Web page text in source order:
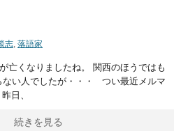
志, 落語家
亡くなりましたね。 関西のほうではも
ない人でしたが・・・ つい最近メルマ
日、
続きを見る